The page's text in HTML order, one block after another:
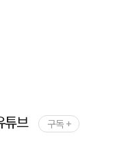
튜브 구독 +